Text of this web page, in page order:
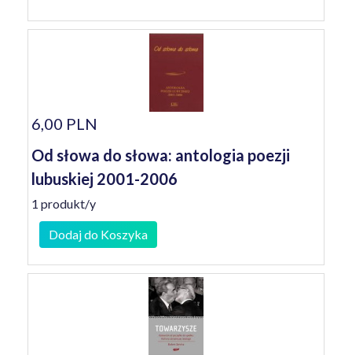
6,00 PLN
Od słowa do słowa: antologia poezji
lubuskiej 2001-2006
1 produkt/y
Dodaj do Koszyka